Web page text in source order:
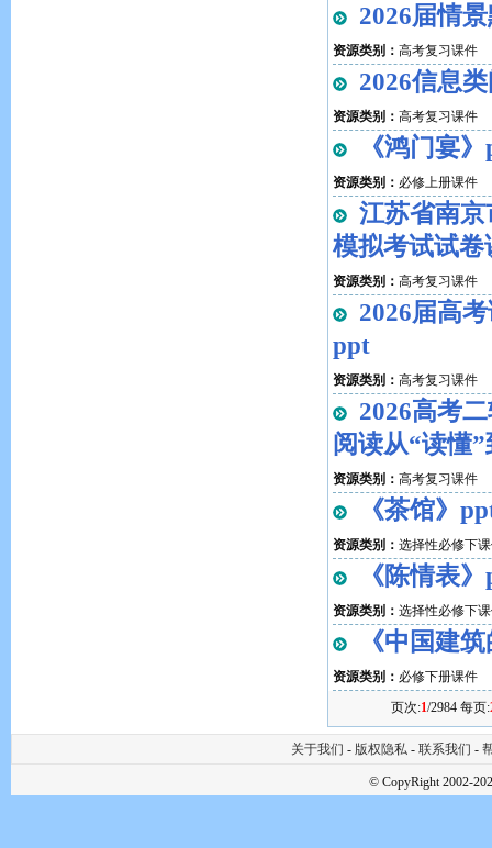
2026届情
资源类别： 高考复习课件
2026信息
资源类别： 高考复习课件
《鸿门宴
资源类别： 必修上册课件
江苏省南
模拟考试试卷
资源类别： 高考复习课件
2026届高
ppt
资源类别： 高考复习课件
2026高考
阅读 从“读懂
资源类别： 高考复习课件
《茶馆》
资源类别： 选择性必修下
《陈情表
资源类别： 选择性必修下
《中国建
资源类别： 必修下册课件
页次:1/2984 每页:
关于我们 - 版权隐私 - 联系我们 -
© CopyRight 2002-